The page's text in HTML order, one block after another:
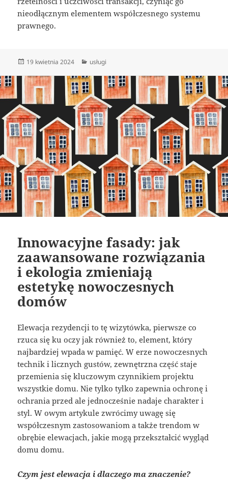
nieodłącznym elementem współczesnego systemu
prawnego.
Data
19 kwietnia 2024 Kategorie
usługi
Innowacyjne fasady: jak
zaawansowane rozwiązania
i ekologia zmieniają
estetykę nowoczesnych
domów
Elewacja rezydencji to tę wizytówka, pierwsze co
rzuca się ku oczy jak również to, element, który
najbardziej wpada w pamięć. W erze nowoczesnych
technik i licznych gustów, zewnętrzna część staje
przemienia się kluczowym czynnikiem projektu
wszystkie domu. Nie tylko tylko zapewnia ochronę i
ochrania przed ale jednocześnie nadaje charakter i
styl. W owym artykule zwrócimy uwagę się
współczesnym zastosowaniom a także trendom w
obrębie elewacjach, jakie mogą przekształcić wygląd
domu domu.
Czym jest elewacja i dlaczego ma znaczenie?